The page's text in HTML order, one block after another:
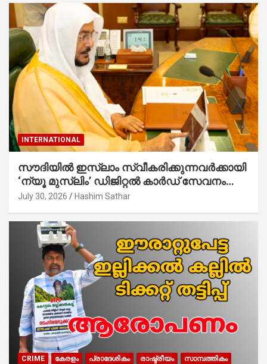
INTERNATIONAL
സൗദിയില്‍ ഇസ്‌ലാം സ്വീകരിക്കുന്നവര്‍ക്കായി
‘ന്യൂ മുസ്ലിം’ ഡിജിറ്റല്‍ കാര്‍ഡ് സേവനം
ആരംഭിച്ചു
July 30, 2026 Hashim Sathar
CRIME കേരളം പ്രാദേശികം രാഷ്ട്രീയം സാമ്പത്തികം